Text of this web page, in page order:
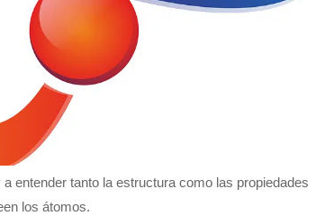
entender tanto la estructura como las propiedades
los átomos.